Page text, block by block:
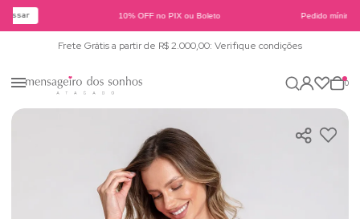
10% OFF no PIX ou Boleto Pedido mínimo
Frete Grátis a partir de R$ 2.000,00: Verifique condições
0